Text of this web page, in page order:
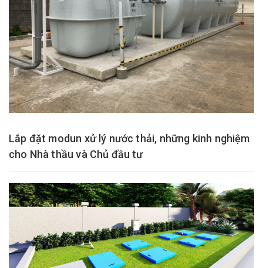
Lắp đặt modun xử lý nước thải, những kinh nghiệm
cho Nhà thầu và Chủ đầu tư